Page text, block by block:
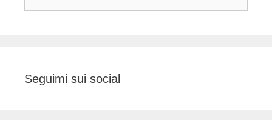
Seguimi sui social